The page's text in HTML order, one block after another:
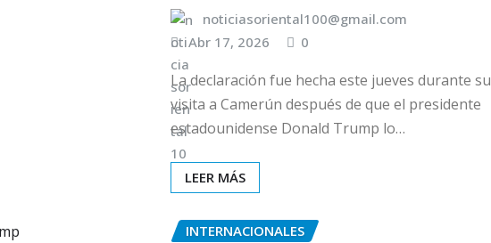
noticiasoriental100@gmail.com
Abr 17, 2026
0
La declaración fue hecha este jueves durante su
visita a Camerún después de que el presidente
estadounidense Donald Trump lo…
LEER MÁS
INTERNACIONALES